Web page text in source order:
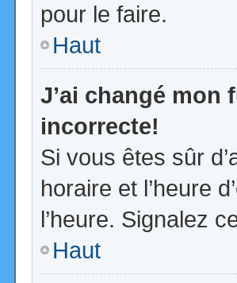
pour le faire.
Haut
J’ai changé mon
incorrecte!
Si vous êtes sûr
horaire et l’heure
l’heure. Signalez
Haut